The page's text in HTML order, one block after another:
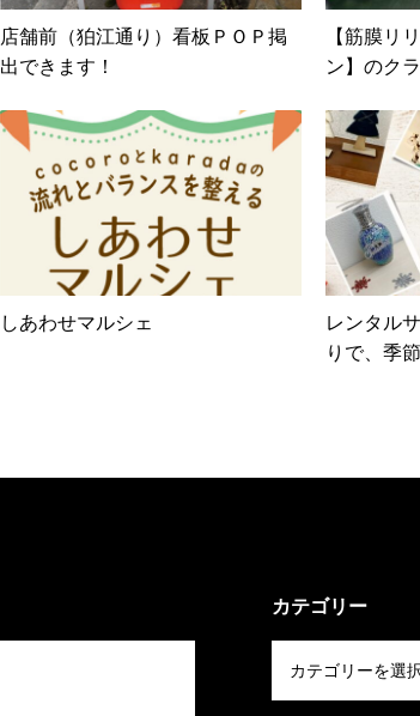
店舗前（狛江通り）看板ＰＯＰ掲
出できます！
【筋膜リ
ン】のク
しあわせマルシェ
レンタル
りで、季
カテゴリー